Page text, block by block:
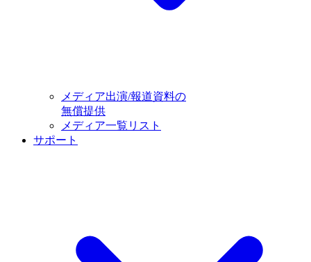
メディア出演/報道資料の
無償提供
メディア一覧リスト
サポート